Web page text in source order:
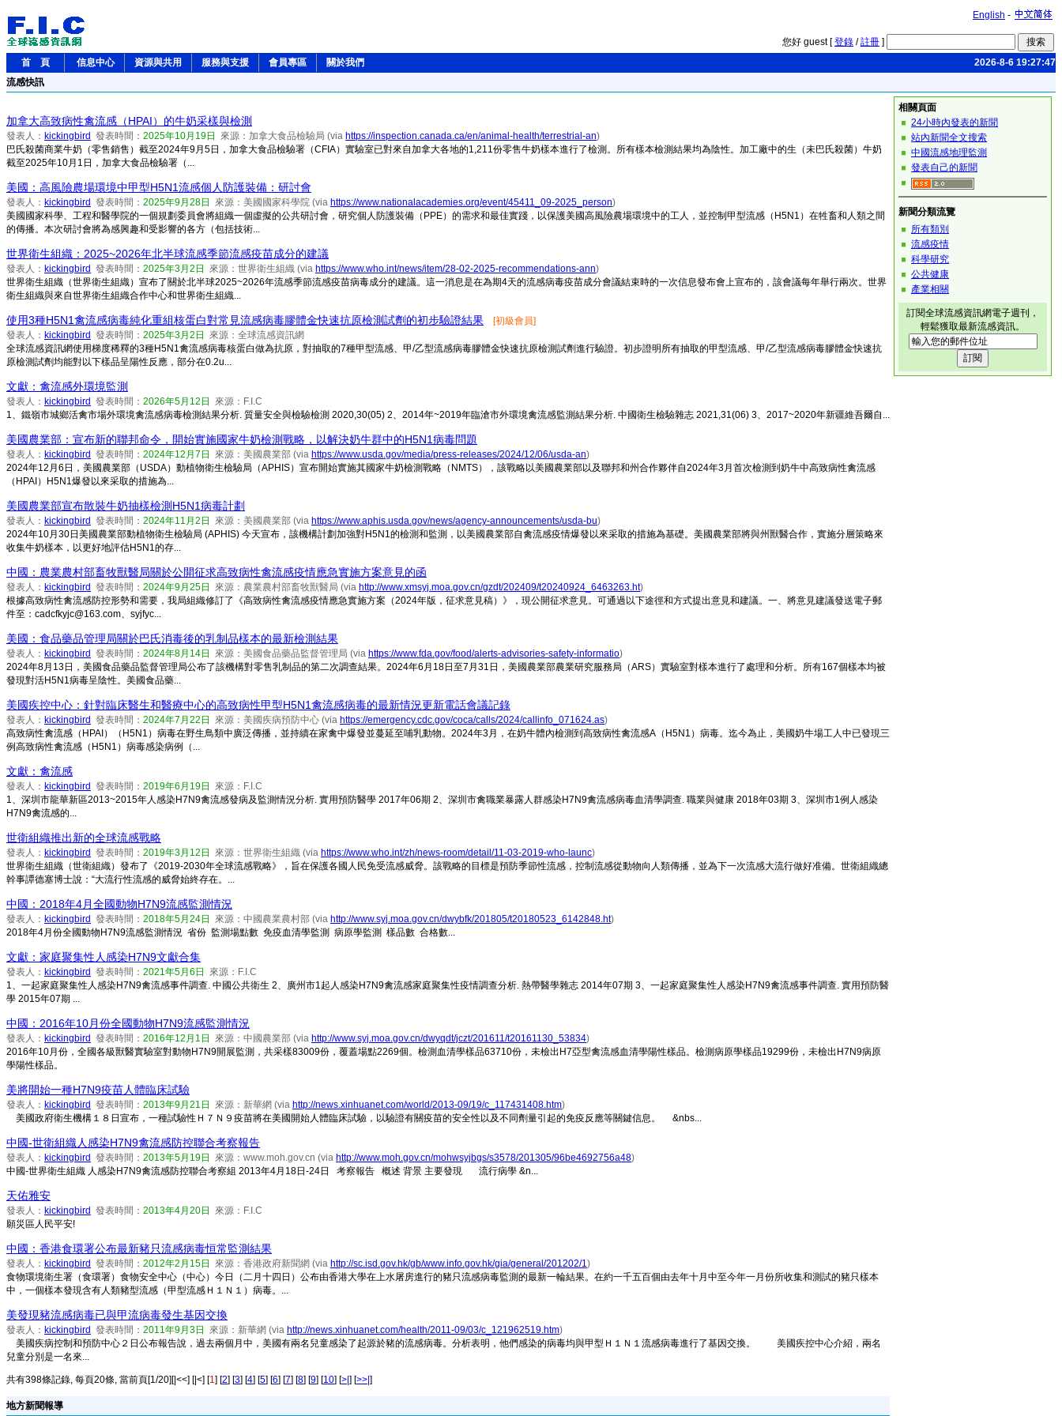
English -
您好 guest [登錄 /註冊 ]
首 頁
信息中心 資源與共用 服務與支援 會員專區 關於我們
2026-8-6 19:27:47
流感快訊
加拿大高致病性禽流感（HPAI）的牛奶采樣與檢測
發表人： kickingbird 發表時間： 2025年10月19日 來源：加拿大食品檢驗局 (via https://inspection.canada.ca/en/animal-health/terrestrial-an)
巴氏殺菌商業牛奶（零售銷售）截至2024年9月5日，加拿大食品檢驗署（CFIA）實驗室已對來自加拿大各地的1,211份零售牛奶樣本進行了檢測。所有樣本檢測結果均為陰性。加工廠中的生（未巴氏殺菌）牛奶
截至2025年10月1日，加拿大食品檢驗署（...
美國：高風險農場環境中甲型H5N1流感個人防護裝備：研討會
發表人： kickingbird 發表時間： 2025年9月28日 來源：美國國家科學院 (via https://www.nationalacademies.org/event/45411_09-2025_person)
美國國家科學、工程和醫學院的一個規劃委員會將組織一個虛擬的公共研討會，研究個人防護裝備（PPE）的需求和最佳實踐，以保護美國高風險農場環境中的工人，並控制甲型流感（H5N1）在牲畜和人類之間
的傳播。本次研討會將為感興趣和受影響的各方（包括技術...
世界衛生組織：2025~2026年北半球流感季節流感疫苗成分的建議
發表人： kickingbird 發表時間： 2025年3月2日 來源：世界衛生組織 (via https://www.who.int/news/item/28-02-2025-recommendations-ann)
世界衛生組織（世界衛生組織）宣布了關於北半球2025~2026年流感季節流感疫苗病毒成分的建議。這一消息是在為期4天的流感病毒疫苗成分會議結束時的一次信息發布會上宣布的，該會議每年舉行兩次。世界
衛生組織與來自世界衛生組織合作中心和世界衛生組織...
使用3種H5N1禽流感病毒純化重組核蛋白對常見流感病毒膠體金快速抗原檢測試劑的初步驗證結果
[初級會員]
發表人： kickingbird 發表時間： 2025年3月2日
來源：全球流感資訊網
全球流感資訊網使用梯度稀釋的3種H5N1禽流感病毒核蛋白做為抗原，對抽取的7種甲型流感、甲/乙型流感病毒膠體金快速抗原檢測試劑進行驗證。初步證明所有抽取的甲型流感、甲/乙型流感病毒膠體金快速抗
原檢測試劑均能對以下樣品呈陽性反應，部分在0.2u...
文獻：禽流感外環境監測
發表人： kickingbird 發表時間： 2026年5月12日
來源：F.I.C
1、鐵嶺市城鄉活禽市場外環境禽流感病毒檢測結果分析. 質量安全與檢驗檢測 2020,30(05) 2、2014年~2019年臨滄市外環境禽流感監測結果分析. 中國衛生檢驗雜志 2021,31(06) 3、2017~2020年新疆維吾爾自...
美國農業部：宣布新的聯邦命令，開始實施國家牛奶檢測戰略，以解決奶牛群中的H5N1病毒問題
發表人： kickingbird 發表時間： 2024年12月7日 來源：美國農業部 (via https://www.usda.gov/media/press-releases/2024/12/06/usda-an)
2024年12月6日，美國農業部（USDA）動植物衛生檢驗局（APHIS）宣布開始實施其國家牛奶檢測戰略（NMTS），該戰略以美國農業部以及聯邦和州合作夥伴自2024年3月首次檢測到奶牛中高致病性禽流感
（HPAI）H5N1爆發以來采取的措施為...
美國農業部宣布散裝牛奶抽樣檢測H5N1病毒計劃
發表人： kickingbird 發表時間： 2024年11月2日 來源：美國農業部 (via https://www.aphis.usda.gov/news/agency-announcements/usda-bu)
2024年10月30日美國農業部動植物衛生檢驗局 (APHIS) 今天宣布，該機構計劃加強對H5N1的檢測和監測，以美國農業部自禽流感疫情爆發以來采取的措施為基礎。美國農業部將與州獸醫合作，實施分層策略來
收集牛奶樣本，以更好地評估H5N1的存...
中國：農業農村部畜牧獸醫局關於公開征求高致病性禽流感疫情應急實施方案意見的函
發表人： kickingbird 發表時間： 2024年9月25日 來源：農業農村部畜牧獸醫局 (via http://www.xmsyj.moa.gov.cn/gzdt/202409/t20240924_6463263.ht)
根據高致病性禽流感防控形勢和需要，我局組織修訂了《高致病性禽流感疫情應急實施方案（2024年版，征求意見稿）》，現公開征求意見。可通過以下途徑和方式提出意見和建議。一、將意見建議發送電子郵
件至：cadcfkyjc@163.com、syjfyc...
美國：食品藥品管理局關於巴氏消毒後的乳制品樣本的最新檢測結果
發表人： kickingbird 發表時間： 2024年8月14日 來源：美國食品藥品監督管理局 (via https://www.fda.gov/food/alerts-advisories-safety-informatio)
2024年8月13日，美國食品藥品監督管理局公布了該機構對零售乳制品的第二次調查結果。2024年6月18日至7月31日，美國農業部農業研究服務局（ARS）實驗室對樣本進行了處理和分析。所有167個樣本均被
發現對活H5N1病毒呈陰性。美國食品藥...
美國疾控中心：針對臨床醫生和醫療中心的高致病性甲型H5N1禽流感病毒的最新情況更新電話會議記錄
發表人： kickingbird 發表時間： 2024年7月22日 來源：美國疾病預防中心 (via https://emergency.cdc.gov/coca/calls/2024/callinfo_071624.as)
高致病性禽流感（HPAI）（H5N1）病毒在野生鳥類中廣泛傳播，並持續在家禽中爆發並蔓延至哺乳動物。2024年3月，在奶牛體內檢測到高致病性禽流感A（H5N1）病毒。迄今為止，美國奶牛場工人中已發現三
例高致病性禽流感（H5N1）病毒感染病例（...
文獻：禽流感
發表人： kickingbird 發表時間： 2019年6月19日
來源：F.I.C
1、深圳市龍華新區2013~2015年人感染H7N9禽流感發病及監測情況分析. 實用預防醫學 2017年06期 2、深圳市禽職業暴露人群感染H7N9禽流感病毒血清學調查. 職業與健康 2018年03期 3、深圳市1例人感染
H7N9禽流感的...
世衛組織推出新的全球流感戰略
發表人： kickingbird 發表時間： 2019年3月12日 來源：世界衛生組織 (via https://www.who.int/zh/news-room/detail/11-03-2019-who-launc)
世界衛生組織（世衛組織）發布了《2019-2030年全球流感戰略》，旨在保護各國人民免受流感威脅。該戰略的目標是預防季節性流感，控制流感從動物向人類傳播，並為下一次流感大流行做好准備。世衛組織總
幹事譚德塞博士說：“大流行性流感的威脅始終存在。...
中國：2018年4月全國動物H7N9流感監測情況
發表人： kickingbird 發表時間： 2018年5月24日 來源：中國農業農村部 (via http://www.syj.moa.gov.cn/dwybfk/201805/t20180523_6142848.ht)
2018年4月份全國動物H7N9流感監測情況 省份 監測場點數 免疫血清學監測 病原學監測 樣品數 合格數...
文獻：家庭聚集性人感染H7N9文獻合集
發表人： kickingbird 發表時間： 2021年5月6日
來源：F.I.C
1、一起家庭聚集性人感染H7N9禽流感事件調查. 中國公共衛生 2、廣州市1起人感染H7N9禽流感家庭聚集性疫情調查分析. 熱帶醫學雜志 2014年07期 3、一起家庭聚集性人感染H7N9禽流感事件調查. 實用預防醫
學 2015年07期 ...
中國：2016年10月份全國動物H7N9流感監測情況
發表人： kickingbird 發表時間： 2016年12月1日 來源：中國農業部 (via http://www.syj.moa.gov.cn/dwyqdt/jczt/201611/t20161130_53834)
2016年10月份，全國各級獸醫實驗室對動物H7N9開展監測，共采樣83009份，覆蓋場點2269個。檢測血清學樣品63710份，未檢出H7亞型禽流感血清學陽性樣品。檢測病原學樣品19299份，未檢出H7N9病原
學陽性樣品。
美將開始一種H7N9疫苗人體臨床試驗
發表人： kickingbird 發表時間： 2013年9月21日 來源：新華網 (via http://news.xinhuanet.com/world/2013-09/19/c_117431408.htm)
美國政府衛生機構１８日宣布，一種試驗性Ｈ７Ｎ９疫苗將在美國開始人體臨床試驗，以驗證有關疫苗的安全性以及不同劑量引起的免疫反應等關鍵信息。 &nbs...
中國-世衛組織人感染H7N9禽流感防控聯合考察報告
發表人： kickingbird 發表時間： 2013年5月19日 來源：www.moh.gov.cn (via http://www.moh.gov.cn/mohwsyjbgs/s3578/201305/96be4692756a48)
中國-世界衛生組織 人感染H7N9禽流感防控聯合考察組 2013年4月18日-24日 考察報告 概述 背景 主要發現 流行病學 &n...
天佑雅安
發表人： kickingbird 發表時間： 2013年4月20日
來源：F.I.C
願災區人民平安!
中國：香港食環署公布最新豬只流感病毒恒常監測結果
發表人： kickingbird 發表時間： 2012年2月15日 來源：香港政府新聞網 (via http://sc.isd.gov.hk/gb/www.info.gov.hk/gia/general/201202/1)
食物環境衛生署（食環署）食物安全中心（中心）今日（二月十四日）公布由香港大學在上水屠房進行的豬只流感病毒監測的最新一輪結果。在約一千五百個由去年十月中至今年一月份所收集和測試的豬只樣本
中，一個樣本發現含有人類豬型流感（甲型流感Ｈ１Ｎ１）病毒。...
美發現豬流感病毒已與甲流病毒發生基因交換
發表人： kickingbird 發表時間： 2011年9月3日 來源：新華網 (via http://news.xinhuanet.com/health/2011-09/03/c_121962519.htm)
美國疾病控制和預防中心２日公布報告說，過去兩個月中，美國有兩名兒童感染了起源於豬的流感病毒。分析表明，他們感染的病毒均與甲型Ｈ１Ｎ１流感病毒進行了基因交換。 美國疾控中心介紹，兩名
兒童分別是一名來...
共有398條記錄, 每頁20條, 當前頁[1/20][|<<] [|<] [1] [2] [3] [4] [5] [6] [7] [8] [9] [10] [>| ] [>>| ]
地方新聞報導
相關頁面
24小時內發表的新聞
站內新聞全文搜索
中國流感地理監測
發表自己的新聞
新聞分類流覽
所有類別
流感疫情
科學研究
公共健康
產業相關
訂閱全球流感資訊網電子週刊，
輕鬆獲取最新流感資訊。